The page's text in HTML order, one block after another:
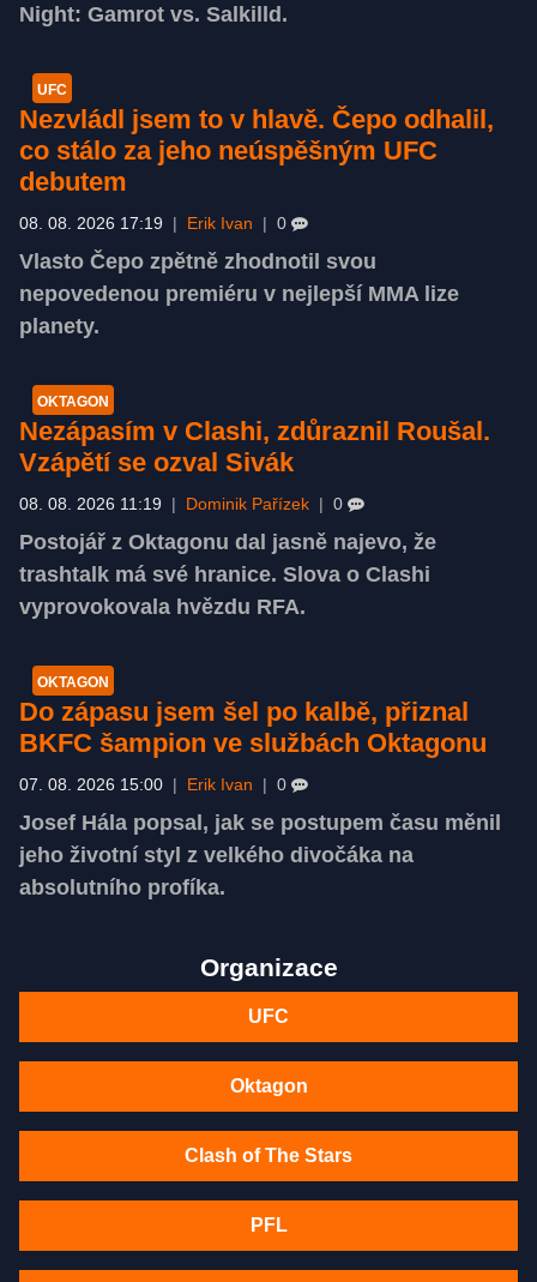
Night: Gamrot vs. Salkilld.
UFC
Nezvládl jsem to v hlavě. Čepo odhalil,
co stálo za jeho neúspěšným UFC
debutem
08. 08. 2026 17:19 Erik Ivan 0
Vlasto Čepo zpětně zhodnotil svou
nepovedenou premiéru v nejlepší MMA lize
planety.
OKTAGON
Nezápasím v Clashi, zdůraznil Roušal.
Vzápětí se ozval Sivák
08. 08. 2026 11:19 Dominik Pařízek 0
Postojář z Oktagonu dal jasně najevo, že
trashtalk má své hranice. Slova o Clashi
vyprovokovala hvězdu RFA.
OKTAGON
Do zápasu jsem šel po kalbě, přiznal
BKFC šampion ve službách Oktagonu
07. 08. 2026 15:00 Erik Ivan 0
Josef Hála popsal, jak se postupem času měnil
jeho životní styl z velkého divočáka na
absolutního profíka.
Organizace
UFC
Oktagon
Clash of The Stars
PFL